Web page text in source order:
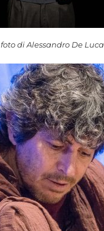
foto di Alessandro De Luca